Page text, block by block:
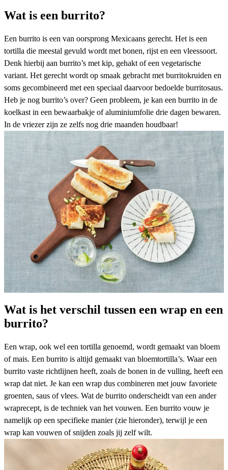
Wat is een burrito?
Een burrito is een van oorsprong Mexicaans gerecht. Het is een
tortilla die meestal gevuld wordt met bonen, rijst en een vleessoort.
Denk hierbij aan burrito’s met kip, gehakt of een vegetarische
variant. Het gerecht wordt op smaak gebracht met burritokruiden en
soms gecombineerd met een speciaal daarvoor bedoelde burritosaus.
Heb je nog burrito’s over? Geen probleem, je kan een burrito in de
koelkast in een bewaarbakje of aluminiumfolie drie dagen bewaren.
In de vriezer zijn ze zelfs nog drie maanden houdbaar!
Wat is het verschil tussen een wrap en een
burrito?
Een wrap, ook wel een tortilla genoemd, wordt gemaakt van bloem
of mais. Een burrito is altijd gemaakt van bloemtortilla’s. Waar een
burrito vaste richtlijnen heeft, zoals de bonen in de vulling, heeft een
wrap dat niet. Je kan een wrap dus combineren met jouw favoriete
groenten, saus of vlees. Wat de burrito onderscheidt van een ander
wraprecept, is de techniek van het vouwen. Een burrito vouw je
namelijk op een specifieke manier (zie hieronder), terwijl je een
wrap kan vouwen of snijden zoals jij zelf wilt.